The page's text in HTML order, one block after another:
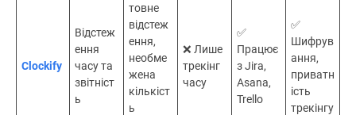
Clockify
Відстеж
ення
часу та
звітніст
ь
товне
відстеж
ення,
необме
жена
кількіст
ь
❌ Лише
трекінг
часу
✅
Працює
з Jira,
Asana,
Trello
✅
Шифрув
ання,
приватн
ість
трекінгу